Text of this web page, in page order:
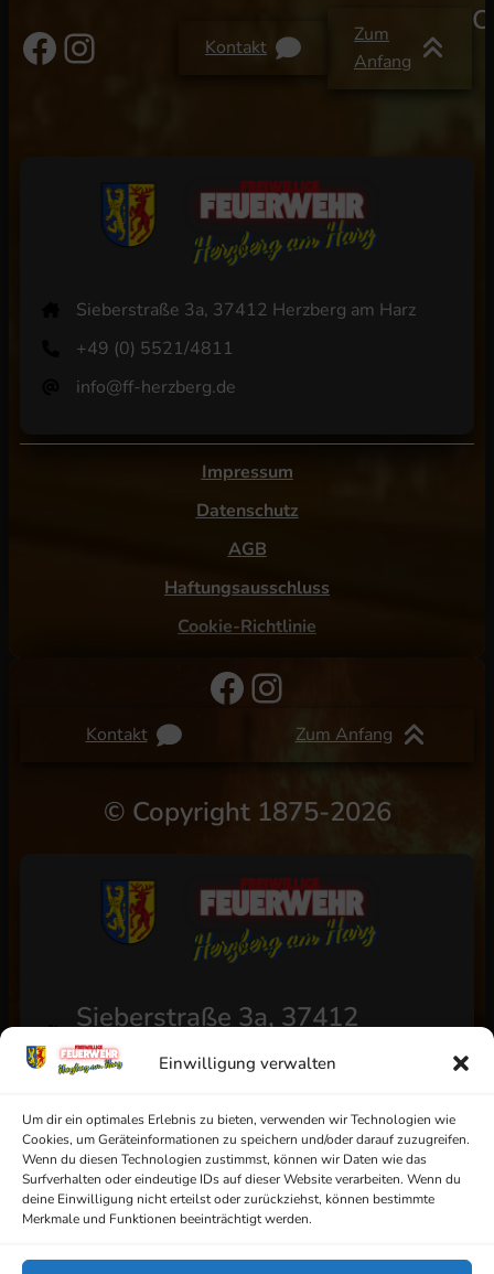
Einwilligung verwalten
Um dir ein optimales Erlebnis zu bieten, verwenden wir Technologien wie
Cookies, um Geräteinformationen zu speichern und/oder darauf zuzugreifen.
Wenn du diesen Technologien zustimmst, können wir Daten wie das
Surfverhalten oder eindeutige IDs auf dieser Website verarbeiten. Wenn du
deine Einwilligung nicht erteilst oder zurückziehst, können bestimmte
Merkmale und Funktionen beeinträchtigt werden.
Facebook Instagram Kontakt
Zum
Anfang
Sieberstraße 3a, 37412 Herzberg am Harz
+49 (0) 5521/4811
info@ff-herzberg.de
Impressum
Datenschutz
AGB
Haftungsausschluss
Cookie-Richtlinie
Facebook
Instagram
Kontakt Zum Anfang
© Copyright 1875-2026
Sieberstraße 3a, 37412
Herzberg am Harz
info@ff-herzberg.de
Impressum
Datenschutz